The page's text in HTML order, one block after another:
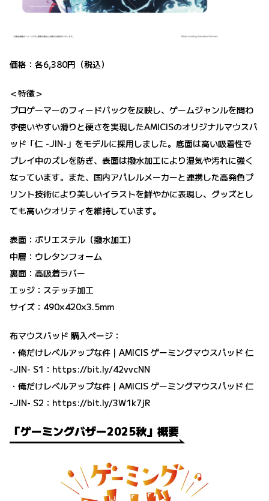
価格：各6,380円（税込）
＜特徴＞
プロゲーマーのフィードバックを反映し、ゲームジャンルを問わ
ず使いやすい滑りと硬さを実現したAMICISのオリジナルマウスパ
ッド「仁 -JIN-」をモデルに採用しました。底面は高い吸着性で
プレイ中のズレを防ぎ、表面は撥水加工により湿気や汚れに強く
なっています。また、国内アパレルメーカーと連携した高発色プ
リント技術により美しいイラストを鮮やかに表現し、グッズとし
ても高いクオリティを維持しています。
表面：ポリエステル（撥水加工）
中層：ウレタンフォーム
裏面：高吸着ラバー
エッジ：ステッチ加工
サイズ：490×420×3.5mm
布マウスパッド 購入ページ：
・俺だけレベルアップな件｜AMICIS ゲーミングマウスパッド 仁
-JIN- S1： https://bit.ly/42vvcNN
・俺だけレベルアップな件｜AMICIS ゲーミングマウスパッド 仁
-JIN- S2： https://bit.ly/3W1k7jR
「ゲーミングバザー2025秋」概要